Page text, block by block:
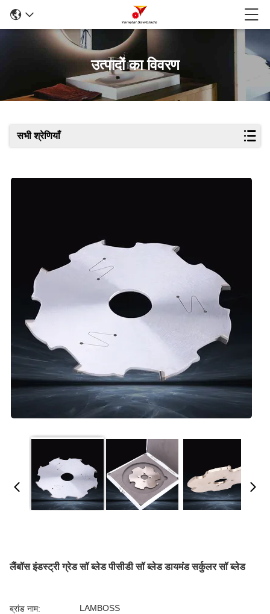
उत्पादों का विवरण
सभी श्रेणियाँ
लैंबॉस इंडस्ट्री ग्रेड सॉ ब्लेड पीसीडी सॉ ब्लेड डायमंड सर्कुलर सॉ ब्लेड
ब्रांड नाम: LAMBOSS